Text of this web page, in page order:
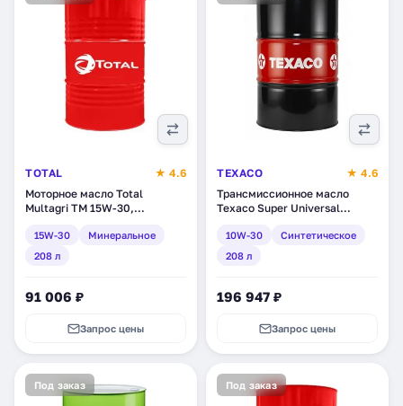
TOTAL
★ 4.6
Моторное масло Total
Multagri TM 15W-30,
15W-30
Минеральное
208 л
91 006 ₽
Запрос цены
TEXACO
★ 4.6
Трансмиссионное масло
Texaco Super Universal
синтетическое, 208 л
(840367DEE)
10W-30
Синтетическое
208 л
196 947 ₽
Запрос цены
Под заказ Под заказ